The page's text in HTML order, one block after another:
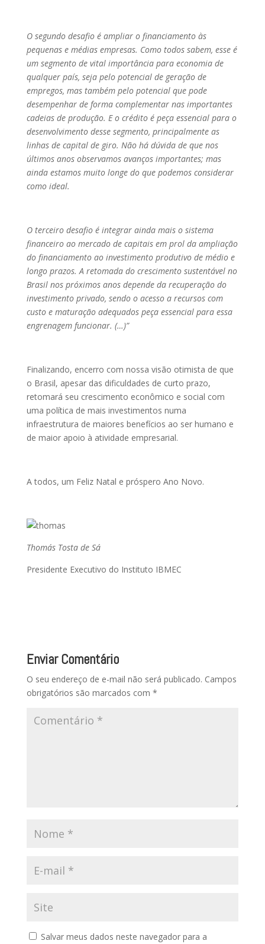
O segundo desafio é ampliar o financiamento às
pequenas e médias empresas. Como todos sabem, esse é
um segmento de vital importância para economia de
qualquer país, seja pelo potencial de geração de
empregos, mas também pelo potencial que pode
desempenhar de forma complementar nas importantes
cadeias de produção. E o crédito é peça essencial para o
desenvolvimento desse segmento, principalmente as
linhas de capital de giro. Não há dúvida de que nos
últimos anos observamos avanços importantes; mas
ainda estamos muito longe do que podemos considerar
como ideal.
O terceiro desafio é integrar ainda mais o sistema
financeiro ao mercado de capitais em prol da ampliação
do financiamento ao investimento produtivo de médio e
longo prazos. A retomada do crescimento sustentável no
Brasil nos próximos anos depende da recuperação do
investimento privado, sendo o acesso a recursos com
custo e maturação adequados peça essencial para essa
engrenagem funcionar. (…)”
Finalizando, encerro com nossa visão otimista de que
o Brasil, apesar das dificuldades de curto prazo,
retomará seu crescimento econômico e social com
uma política de mais investimentos numa
infraestrutura de maiores benefícios ao ser humano e
de maior apoio à atividade empresarial.
A todos, um Feliz Natal e próspero Ano Novo.
Thomás Tosta de Sá
Presidente Executivo do Instituto IBMEC
Enviar Comentário
O seu endereço de e-mail não será publicado. Campos
obrigatórios são marcados com *
Salvar meus dados neste navegador para a